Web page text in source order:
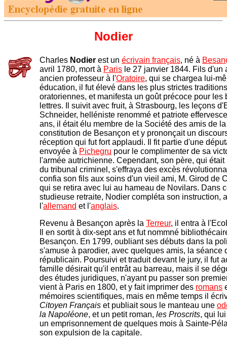
Nodier
Charles Nodier est un écrivain français, né à
avril 1780, mort à Paris le 27 janvier 1844. Fils d'un
ancien professeur à l'Oratoire, qui se chargea lui-
éducation, il fut élevé dans les plus strictes traditions
oratoriennes, et manifesta un goût précoce pour les
lettres. Il suivit avec fruit, à Strasbourg, les leçons
Schneider, helléniste renommé et patriote
ans, il était élu membre de la Société des amis de la
constitution de Besançon et y prononçait un
réception qui fut fort applaudi. Il fit partie d'une
envoyée à Pichegru pour le complimenter de sa
l'armée autrichienne. Cependant, son père, qui était
du tribunal criminel, s'effraya des excès
confia son fils aux soins d'un vieil ami, M. Girod de
qui se retira avec lui au hameau de Novilars. Dans
studieuse retraite, Nodier compléta son instruction,
l'allemand et l'anglais.
Revenu à Besançon après la Terreur, il entra à
Il en sortit à dix-sept ans et fut nommné
Besançon. En 1799, oubliant ses débuts dans la
s'amuse à parodier, avec quelques amis, la séance
républicain. Poursuivi et traduit devant le jury, il fut
famille désirait qu'il entrât au barreau, mais il se
des études juridiques, n'ayant pu passer son
vient à Paris en 1800, et y fait imprimer des romans
mémoires scientifiques, mais en même temps il
Citoyen Français et publiait sous le manteau une
la Napoléone, et un petit roman, les Proscrits, qui
un emprisonnement de quelques mois à Sainte-
son expulsion de la capitale.